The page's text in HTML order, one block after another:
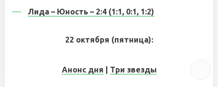
Лида – Юность – 2:4 (1:1, 0:1, 1:2)
22 октября (пятница):
Анонс дня Три звезды